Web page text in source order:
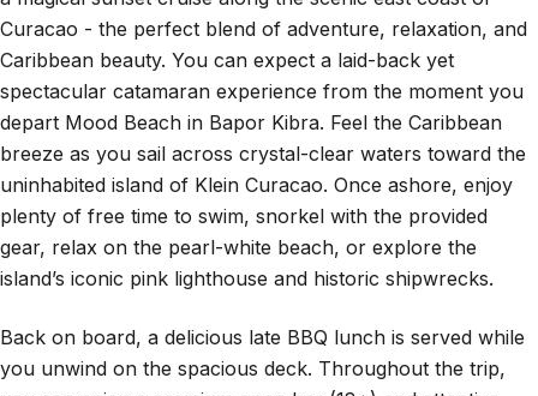
Curacao - the perfect blend of adventure, relaxation, and
Caribbean beauty. You can expect a laid-back yet
spectacular catamaran experience from the moment you
depart Mood Beach in Bapor Kibra. Feel the Caribbean
breeze as you sail across crystal-clear waters toward the
uninhabited island of Klein Curacao. Once ashore, enjoy
plenty of free time to swim, snorkel with the provided
gear, relax on the pearl-white beach, or explore the
island’s iconic pink lighthouse and historic shipwrecks.
Back on board, a delicious late BBQ lunch is served while
you unwind on the spacious deck. Throughout the trip,